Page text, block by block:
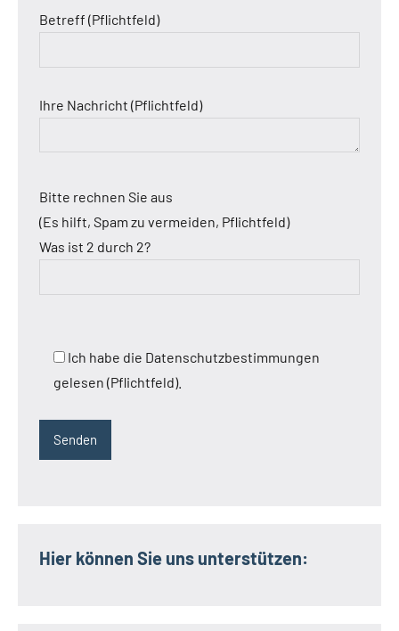
Betreff (Pflichtfeld)
Ihre Nachricht (Pflichtfeld)
Bitte rechnen Sie aus
(Es hilft, Spam zu vermeiden, Pflichtfeld)
Was ist 2 durch 2?
Ich habe die Datenschutzbestimmungen
gelesen (Pflichtfeld).
Hier können Sie uns unterstützen: